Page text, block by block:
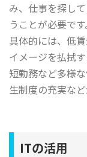
み、仕事を探し
うことが必要です
具体的には、低
イメージを払拭
短勤務など多様
生制度の充実など
ITの活用